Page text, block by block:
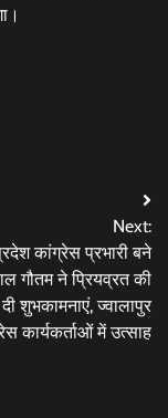
Next:
कांग्रेस प्रभारी बने
गौतम ने प्रियव्रत की
दी शुभकामनाएं, ज्वालापुर
कार्यकर्ताओं में उत्साह